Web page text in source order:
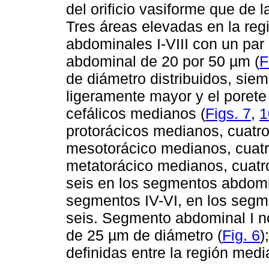
del orificio vasiforme que de
Tres áreas elevadas en la
abdominales I-VIII con un
abdominal de 20 por 50 µm (
de diámetro distribuidos,
ligeramente mayor y el
cefálicos medianos (Figs. 7,
protorácicos medianos,
mesotorácico medianos,
metatorácico medianos,
seis en los segmentos
segmentos IV-VI, en los
seis. Segmento abdominal I
de 25 µm de diámetro (Fig. 6
definidas entre la región